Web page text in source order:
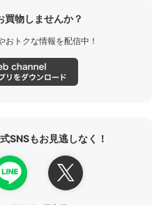
買物しませんか？
おトクな情報を配信中！
SNSもお見逃しなく！